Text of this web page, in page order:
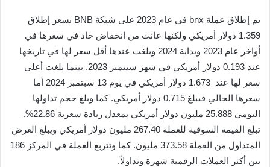
تم إطلاق عملة bnx في عام 2023 على شبكة BNB بسعر إطلاق
1.359 دولار أمريكي ولكنها عانت من انخفاض حاد في سعرها في
أواخر عام 2023 وبداية 2024 وبلغت عندها أقل سعر لها في تاريخها
عند 0.193 دولار أمريكي في شهر سبتمبر 2023. بينما بلغت أعلى
سعر لها عند 1.673 دولار أمريكي في يوم 13 سبتمبر 2024 أما
سعرها الحالي فيبلغ 0.715 دولار أمريكي. كما وبلغ حجم تداولها
اليومي 25.888 مليون دولار أمريكي بمعدل زيادة سعرية 22.86%.
تبلغ القيمة السوقية للعملة 267.40 مليون دولار أمريكي ويبلغ العرض
المتداول من العملة 373.58 مليون. كما وتتربع العملة في المركز 186
بين أكثر العملات الرقمية شهرة وتداولاً.